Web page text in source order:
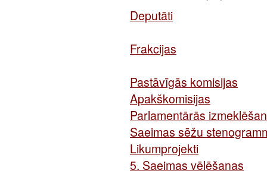
Deputāti
Frakcijas
Pastāvīgās komisijas
Apakškomisijas
Parlamentārās
Saeimas sēžu
Likumprojekti
5. Saeimas vēlēšanas